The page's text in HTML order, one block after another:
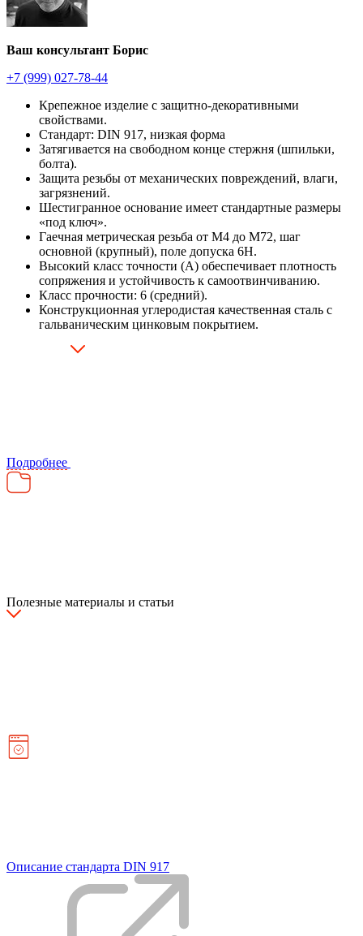
Ваш консультант Борис
+7 (999) 027-78-44
Крепежное изделие с защитно-декоративными
свойствами.
Стандарт: DIN 917, низкая форма
Затягивается на свободном конце стержня (шпильки,
болта).
Защита резьбы от механических повреждений, влаги,
загрязнений.
Шестигранное основание имеет стандартные размеры
«под ключ».
Гаечная метрическая резьба от М4 до М72, шаг
основной (крупный), поле допуска 6H.
Высокий класс точности (А) обеспечивает плотность
сопряжения и устойчивость к самоотвинчиванию.
Класс прочности: 6 (средний).
Конструкционная углеродистая качественная сталь с
гальваническим цинковым покрытием.
Подробнее
Полезные материалы и статьи
Описание стандарта DIN 917